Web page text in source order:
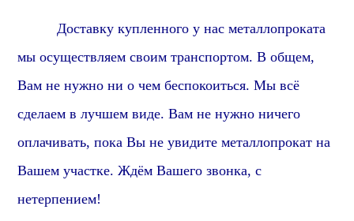
Доставку купленного у нас металлопроката
мы осуществляем своим транспортом.В общем,
Вам не нужно ни о чем беспокоиться. Мы всё
сделаем в лучшем виде. Вам не нужно ничего
оплачивать, пока Вы не увидите металлопрокат на
Вашем участке. Ждём Вашего звонка, с
нетерпением!